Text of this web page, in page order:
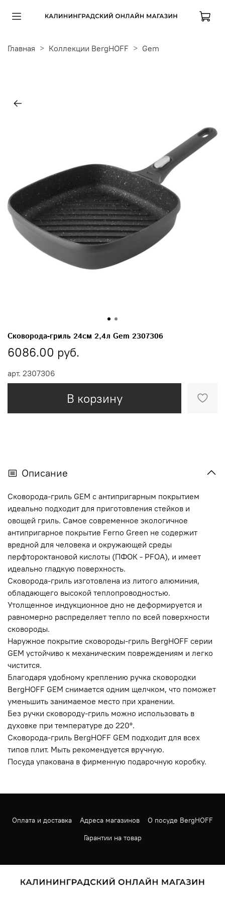
Главная Коллекции BergHOFF Gem
арт. 2307306
Сковорода-гриль 24см 2,4л Gem 2307306
6086.00 руб.
В корзину
Описание
Cковорода-гриль GEM с антипригарным покрытием
идеально подходит для приготовления стейков и
овощей гриль. Самое современное экологичное
антипригарное покрытие Ferno Green не содержит
вредной для человека и окружающей среды
перфтороктановой кислоты (ПФОК - PFOA), и имеет
идеально гладкую поверхность.
Сковорода-гриль изготовлена из литого алюминия,
обладающего высокой теплопроводностью.
Утолщенное индукционное дно не деформируется и
равномерно распределяет тепло по всей поверхности
сковороды.
Наружное покрытие сковороды-гриль BergHOFF серии
GEM устойчиво к механическим повреждениям и легко
чистится.
Благодаря удобному креплению ручка сковородки
BergHOFF GEM снимается одним щелчком, что поможет
уменьшить занимаемое место при хранении.
Без ручки сковороду-гриль можно использовать в
духовке при температуре до 220°.
Сковорода-гриль BergHOFF GEM подходит для всех
типов плит. Мыть рекомендуется вручную.
Посуда упакована в фирменную подарочную коробку.
Оплата и доставка Адреса магазинов
О посуде BergHOFF
Гарантии на товар